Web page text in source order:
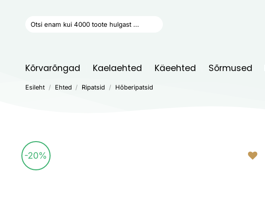
Otsi:
Kõrvarõngad Kaelaehted Käeehted Sõrmused
Esileht / Ehted / Ripatsid / Hõberipatsid
-20%